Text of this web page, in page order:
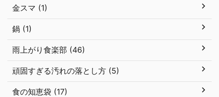
金スマ (1)
鍋 (1)
雨上がり食楽部 (46)
頑固すぎる汚れの落とし方 (5)
食の知恵袋 (17)